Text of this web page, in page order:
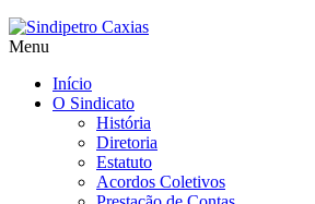
Menu
Início
O Sindicato
História
Diretoria
Estatuto
Acordos Coletivos